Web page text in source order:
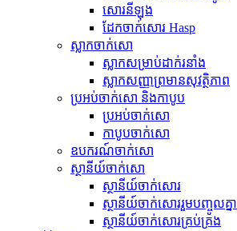
សោរ​នីឡុង
ដែកចាក់សោរ Hasp
ស្លាកចាក់សោ
ស្លាក​សម្រាប់​ដាក់​រនាំង
ស្លាកសញ្ញាព្រមានសុវត្ថិភាព
ប្រអប់ចាក់សោ និងកាបូប
ប្រអប់ចាក់សោ
កាបូបចាក់សោ
ឧបករណ៍ចាក់សោ
ស្ថានីយ៍ចាក់សោ
ស្ថានីយ៍ចាក់សោរ
ស្ថានីយ៍ចាក់សោររួមបញ្ចូលគ្នា
ស្ថានីយ៍ចាក់សោរគ្រប់គ្រង